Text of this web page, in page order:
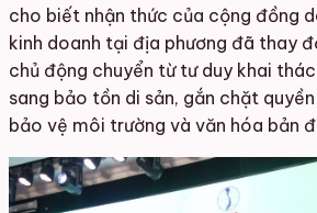
cho biết nhận thức của cộng đồng
kinh doanh tại địa phương đã thay
chủ động chuyển từ tư duy khai
sang bảo tồn di sản, gắn chặt
bảo vệ môi trường và văn hóa bản